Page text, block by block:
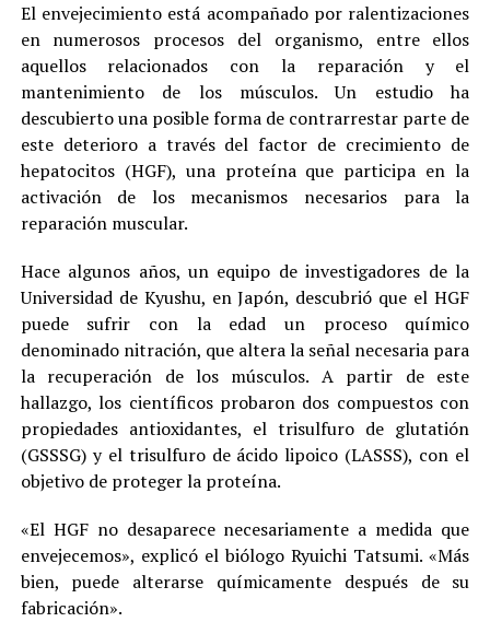
El envejecimiento está acompañado por ralentizaciones
en numerosos procesos del organismo, entre ellos
aquellos relacionados con la reparación y el
mantenimiento de los músculos. Un estudio ha
descubierto una posible forma de contrarrestar parte de
este deterioro a través del factor de crecimiento de
hepatocitos (HGF), una proteína que participa en la
activación de los mecanismos necesarios para la
reparación muscular.
Hace algunos años, un equipo de investigadores de la
Universidad de Kyushu, en Japón, descubrió que el HGF
puede sufrir con la edad un proceso químico
denominado nitración, que altera la señal necesaria para
la recuperación de los músculos. A partir de este
hallazgo, los científicos probaron dos compuestos con
propiedades antioxidantes, el trisulfuro de glutatión
(GSSSG) y el trisulfuro de ácido lipoico (LASSS), con el
objetivo de proteger la proteína.
«El HGF no desaparece necesariamente a medida que
envejecemos», explicó el biólogo Ryuichi Tatsumi. «Más
bien, puede alterarse químicamente después de su
fabricación».